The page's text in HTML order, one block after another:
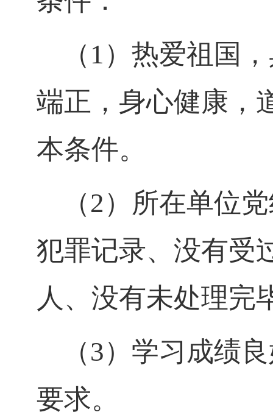
（ 1）热爱祖国
端正，身心健康，
本条件。
（2）所在单位
犯罪记录、没有受
人、没有未处理完
（3）学习成绩
要求。